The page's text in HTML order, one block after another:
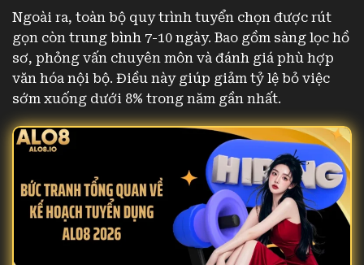
Ngoài ra, toàn bộ quy trình tuyển chọn được rút
gọn còn trung bình 7-10 ngày. Bao gồm sàng lọc hồ
sơ, phỏng vấn chuyên môn và đánh giá phù hợp
văn hóa nội bộ. Điều này giúp giảm tỷ lệ bỏ việc
sớm xuống dưới 8% trong năm gần nhất.